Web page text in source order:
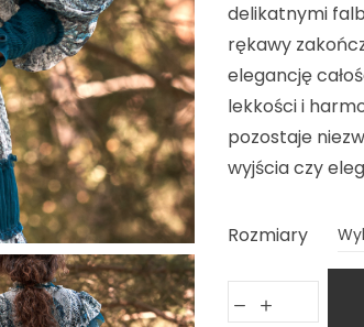
delikatnymi
rękawy
elegancję
lekkości i
pozostaje
wyjścia czy
Rozmiary